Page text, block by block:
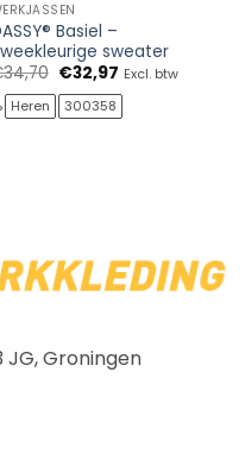
Basiel –
sweater
34,70 Oorspronkelijke
was:
€34,70.
€32,97Huidige
is:
€32,97.
Excl. btw
Heren 300358
JG, Groningen